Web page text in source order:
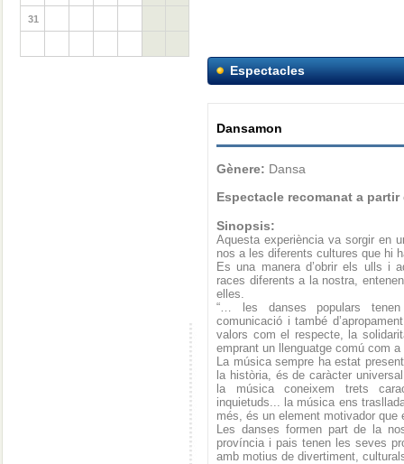
31
Espectacles
Dansamon
Gènere: Dansa
Espectacle recomanat a partir
Sinopsis:
Aquesta experiència va sorgir en
nos a les diferents cultures que hi
Es una manera d’obrir els ulls i
races diferents a la nostra,
elles.
“… les danses populars
comunicació i també
valors com el respecte, la
emprant un llenguatge comú com
La música sempre ha estat
la història, és de caràcter
la música coneixem trets
inquietuds... la música ens
més, és un element motivador que
Les danses formen part de la
província i pais tenen les seves
amb motius de divertiment,